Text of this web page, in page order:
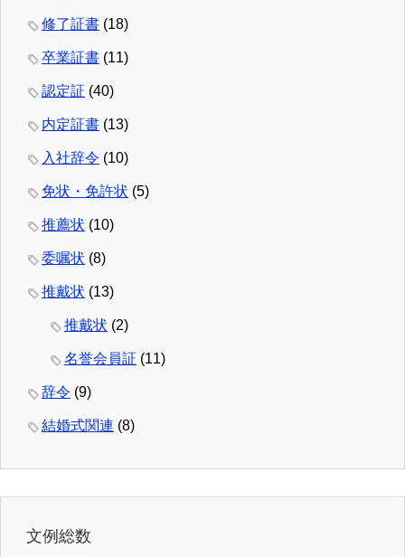
修了証書 (18)
卒業証書 (11)
認定証 (40)
内定証書 (13)
入社辞令 (10)
免状・免許状 (5)
推薦状 (10)
委嘱状 (8)
推戴状 (13)
推戴状 (2)
名誉会員証 (11)
辞令 (9)
結婚式関連 (8)
文例総数